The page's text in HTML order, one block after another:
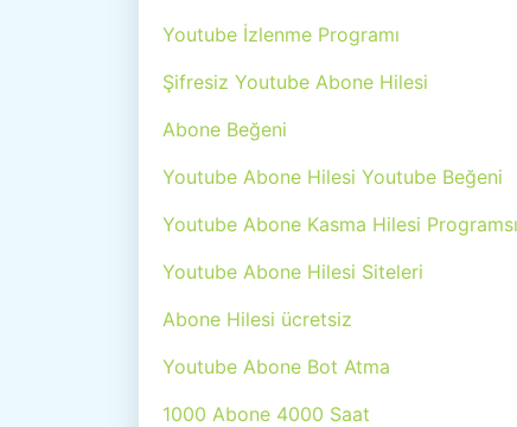
Youtube İzlenme Programı
Şifresiz Youtube Abone Hilesi
Abone Beğeni
Youtube Abone Hilesi Youtube Beğeni
Youtube Abone Kasma Hilesi
Youtube Abone Hilesi Siteleri
Abone Hilesi ücretsiz
Youtube Abone Bot Atma
1000 Abone 4000 Saat